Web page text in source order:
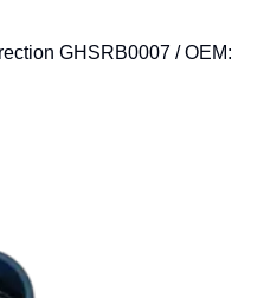
GHSRB0007 / OEM: